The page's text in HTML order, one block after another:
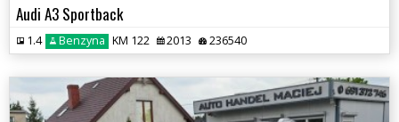
Audi A3 Sportback
1.4 Benzyna KM 122 2013 236540